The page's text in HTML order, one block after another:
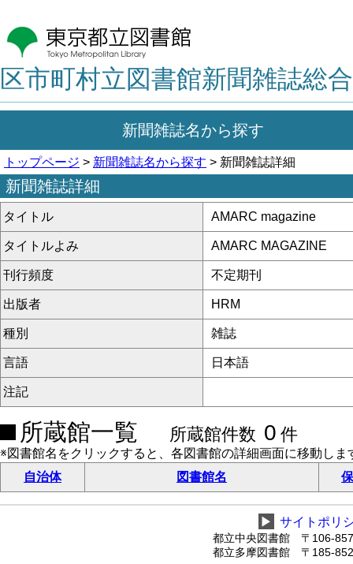
区市町村立図書館新聞雑誌総
新聞雑誌名から探す
トップページ > 新聞雑誌名から探す > 新聞雑誌詳細
新聞雑誌詳細
タイトル AMARC magazine
タイトルよみ AMARC MAGAZINE
刊行頻度 不定期刊
出版者 HRM
種別 雑誌
言語 日本語
注記
所蔵館一覧 所蔵館件数 0 件
※図書館名をクリックすると、各図書館の詳細画面に移動しま
自治体
図書館名
▶ サイトポリ
都立中央図書館 〒106-
都立多摩図書館 〒185-